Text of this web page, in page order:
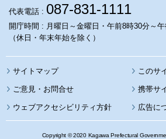
代表電話 : 087-831-1111
開庁時間 : 月曜日～金曜日・午前8時30分～
（休日・年末年始を除く）
サイトマップ このサ
携帯サ
ウェブアクセシビリティ方針 広告に
Copyright © 2020 Kagawa Prefectural